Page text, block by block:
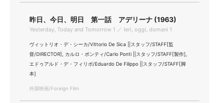
昨日、今日、明日 第一話 アデリーナ (1963)
Yesterday, Today and Tomorrow 1 ／ Ieri, oggi, domani 1
ヴィットリオ・デ・シーカ/Vittorio De Sica ||スタッフ/STAFF[監
督/DIRECTOR], カルロ・ポンティ/Carlo Ponti ||スタッフ/STAFF[製作],
エドゥアルド・デ・フィリポ/Eduardo De Filippo ||スタッフ/STAFF[脚
本]
外国映画/Foreign Film